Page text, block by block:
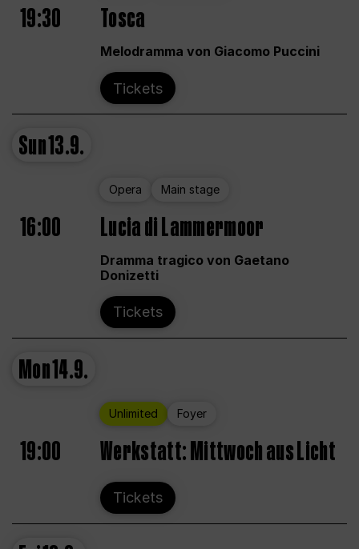
19:30 Tosca
Melodramma von Giacomo Puccini
Tickets
Sun13.9.
Opera Main stage
16:00 Lucia di Lammermoor
Dramma tragico von Gaetano
Donizetti
Tickets
Mon14.9.
Unlimited Foyer
19:00 Werkstatt: Mittwoch aus Licht
Tickets